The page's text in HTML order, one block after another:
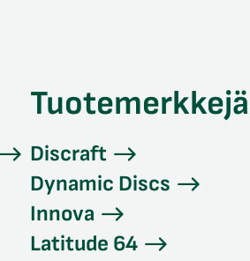
Tuotemerkkejä
Discraft
Dynamic Discs
Innova
Latitude 64